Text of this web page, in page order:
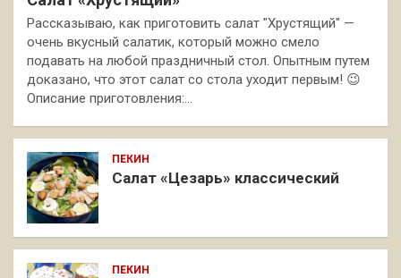
Рассказываю, как приготовить салат "Хрустящий" —
очень вкусный салатик, который можно смело
подавать на любой праздничный стол. Опытным путем
доказано, что этот салат со стола уходит первым! 😉
Описание приготовления:…
ПЕКИН
Салат «Цезарь» классический
ПЕКИН